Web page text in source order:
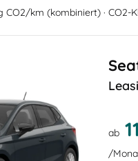
CO2/km (kombiniert) · CO2-
ab
/